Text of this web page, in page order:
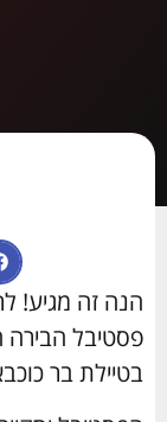
הנה זה מגיע!
פסטיבל הבירה
בטיילת בר כוכבא.